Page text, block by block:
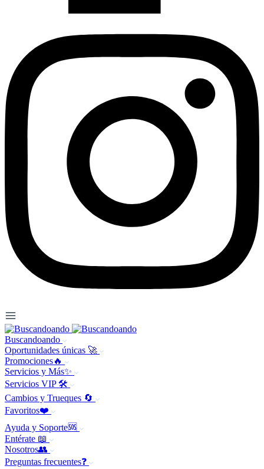
Buscandoando
Oportunidades únicas 🚀
Promociones🔥
Servicios y Más✨
Servicios VIP 🛠️
Cambios y Trueques 🔄
Favoritos❤️
Ayuda y Soporte🆘
Entérate 📖
Nosotros👥
Preguntas frecuentes❓